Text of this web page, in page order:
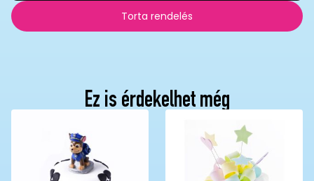
Torta rendelés
Ez is érdekelhet még